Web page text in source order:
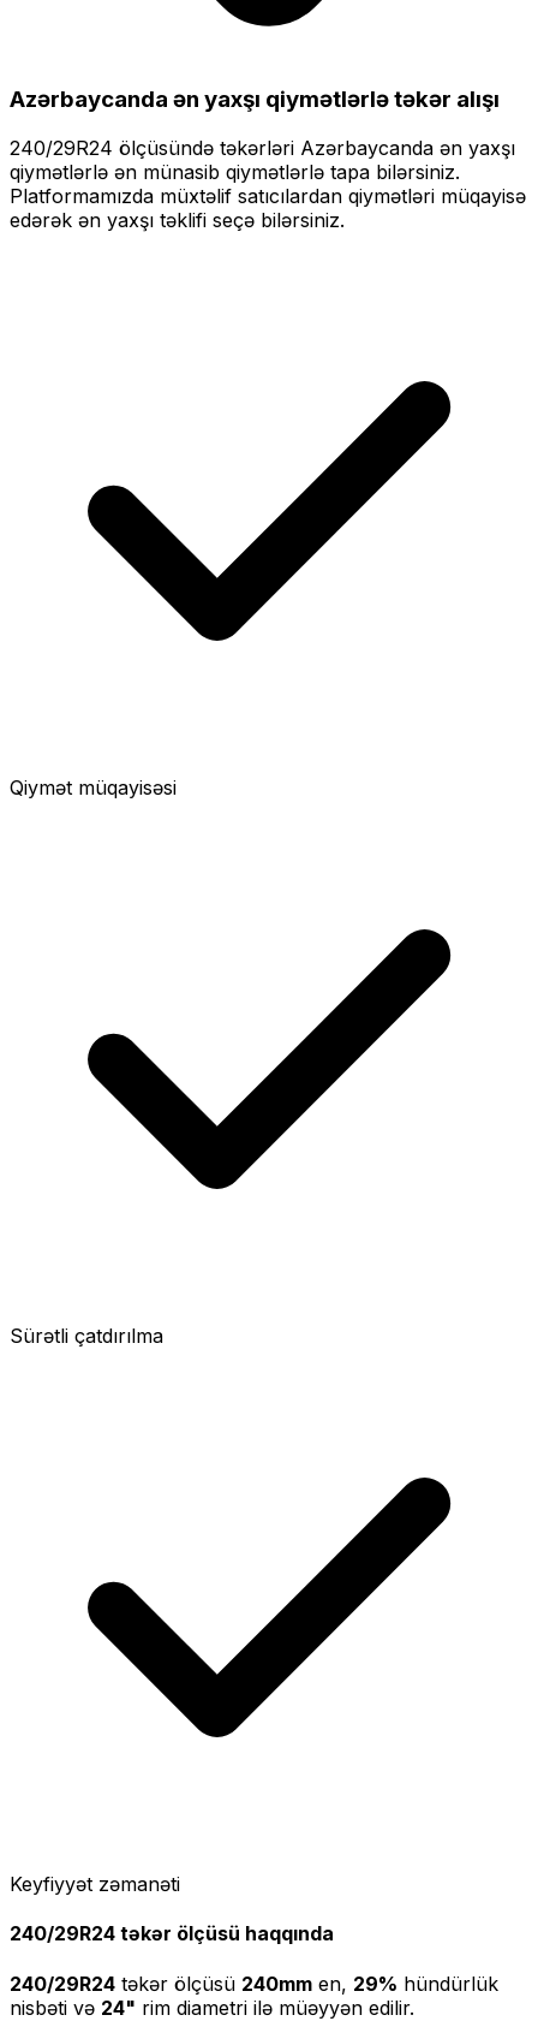
Azərbaycanda ən yaxşı qiymətlərlətəkər alışı
240/29R24 ölçüsündə təkərləri Azərbaycanda ən yaxşı
qiymətlərlə ən münasib qiymətlərlə tapa bilərsiniz.
Platformamızda müxtəlif satıcılardan qiymətləri müqayisə
edərək ən yaxşı təklifi seçə bilərsiniz.
Qiymət müqayisəsi
Sürətli çatdırılma
Keyfiyyət zəmanəti
240/29R24 təkər ölçüsü haqqında
240/29R24 təkər ölçüsü 240mm en, 29% hündürlük
nisbəti və 24" rim diametri ilə müəyyən edilir.